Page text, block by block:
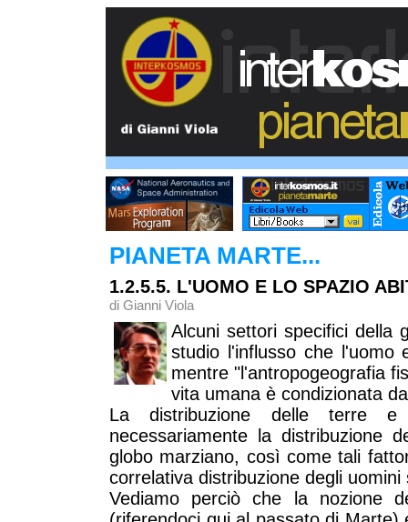
PIANETA MARTE...
1.2.5.5. L'UOMO E LO SPAZIO
di Gianni Viola
Alcuni settori specifici della
studio l'influsso che l'uomo
mentre "l'antropogeografia
vita umana è condizionata
La distribuzione delle terre e
necessariamente la distribuzione
globo marziano, così come tali
correlativa distribuzione degli uomini
Vediamo perciò che la nozione